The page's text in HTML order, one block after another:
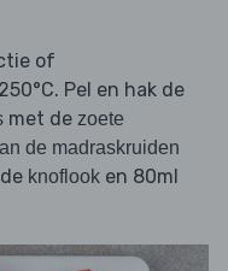
of
Pel en hak de
met de zoete
de madraskruiden
knoflook en 80ml